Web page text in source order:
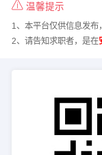
温馨提示
1、本平台仅供信息发布
2、请告知求职者，是在